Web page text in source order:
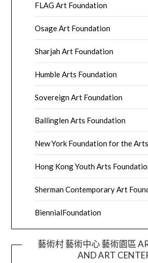
FLAG Art Foundation
Osage Art Foundation
Sharjah Art Foundation
Humble Arts Foundation
Sovereign Art Foundation
Ballinglen Arts Foundation
New York Foundation for the Arts
Hong Kong Youth Arts
Sherman Contemporary Art
BiennialFoundation
藝術村 藝術中心 藝術園區
AND ART